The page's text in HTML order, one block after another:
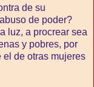
de su
de poder?
luz, a procrear sea
y pobres, por
el de otras mujeres